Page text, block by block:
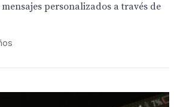
personalizados a través de